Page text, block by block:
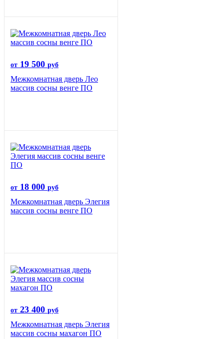
от 19 500 руб
Межкомнатная дверь Лео
массив сосны венге ПО
от 18 000 руб
Межкомнатная дверь Элегия
массив сосны венге ПО
от 23 400 руб
Межкомнатная дверь Элегия
массив сосны махагон ПО